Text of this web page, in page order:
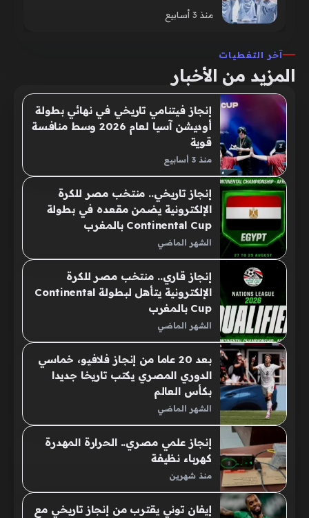
منذ 3 أسابيع
آخر التغطيات
المزيد من الأخبار
إنجاز فيتنامي تاريخي في نهائي بطولة
أوديشن آسيا لعام 2026 وسط منافسة
قوية
منذ 3 أسابيع
إنجاز تاريخي.. منتخب مصر للكرة
الإلكترونية يضمن مقعده في بطولة
Continental Cup بالمغرب
الشهر الماضي
إنجاز قاري.. منتخب مصر للكرة
الإلكترونية يتأهل لبطولة Continental
Cup بالمغرب
الشهر الماضي
بعد 20 عاما من إنجاز فلافيو، خماسي
الدوري المصري يكتب تاريخا جديدا
بكأس العالم
الشهر الماضي
إنجاز علمي مصري.. الحرارة المهدرة
كهرباء نظيفة
منذ شهرين
إيفان توني يقترب من إنجاز تاريخي مع